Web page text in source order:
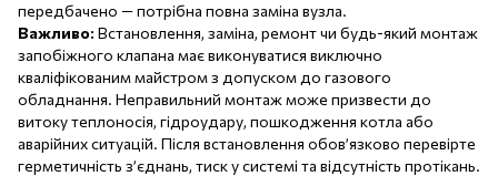
передбачено — потрібна повна заміна вузла.
Важливо: Встановлення, заміна, ремонт чи будь-який монтаж
запобіжного клапана має виконуватися виключно
кваліфікованим майстром з допуском до газового
обладнання. Неправильний монтаж може призвести до
витоку теплоносія, гідроудару, пошкодження котла або
аварійних ситуацій. Після встановлення обов’язково перевірте
герметичність з’єднань, тиск у системі та відсутність протікань.